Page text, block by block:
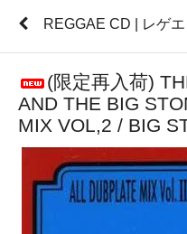
REGGAE CD | レゲエ
(限定再入荷)
AND THE BIG
MIX VOL,2 / BIG